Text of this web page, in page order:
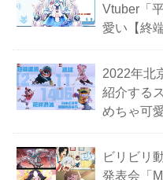
Vtuber「
愛い【終
2022年北
紹介する
めちゃ可
ビリビリ
発表会「